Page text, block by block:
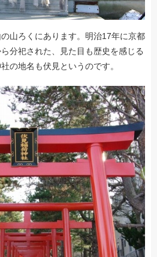
山ろくにあります。明治17年に京都
分祀された、見た目も歴史を感じる
の地名も伏見というのです。